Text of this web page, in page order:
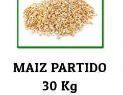
MAIZ PARTIDO
30 Kg